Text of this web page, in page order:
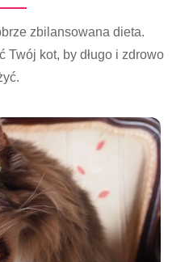
zbilansowana dieta.
Twój kot, by długo i zdrowo